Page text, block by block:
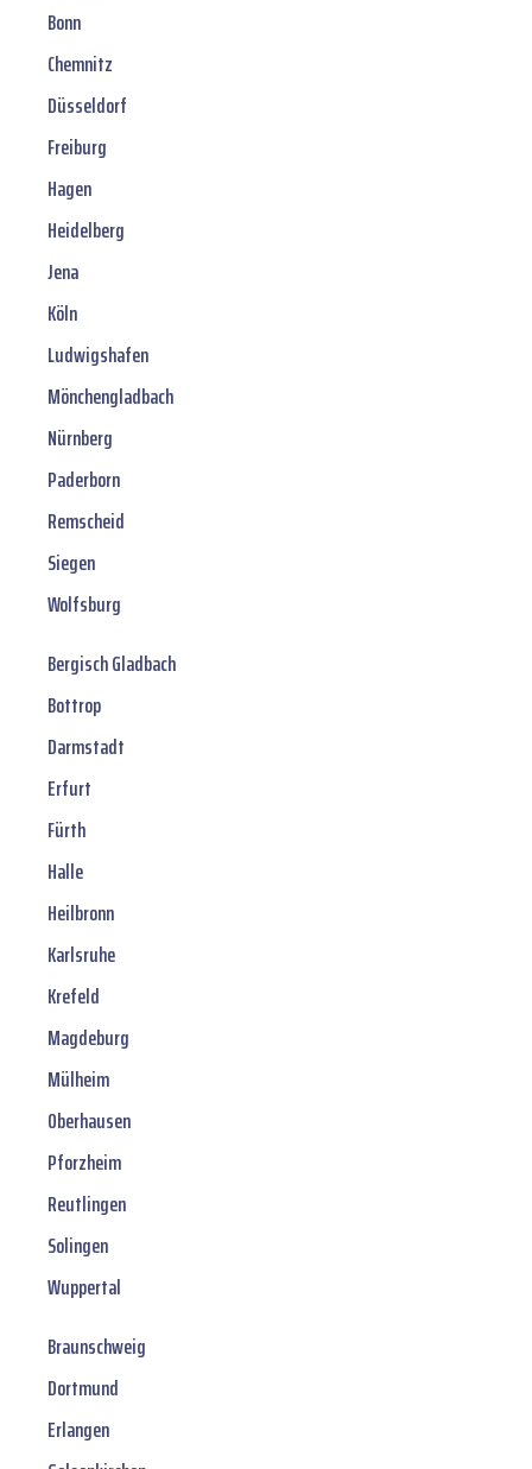
Bonn
Chemnitz
Düsseldorf
Freiburg
Hagen
Heidelberg
Jena
Köln
Ludwigshafen
Mönchengladbach
Nürnberg
Paderborn
Remscheid
Siegen
Wolfsburg
Bergisch Gladbach
Bottrop
Darmstadt
Erfurt
Fürth
Halle
Heilbronn
Karlsruhe
Krefeld
Magdeburg
Mülheim
Oberhausen
Pforzheim
Reutlingen
Solingen
Wuppertal
Braunschweig
Dortmund
Erlangen